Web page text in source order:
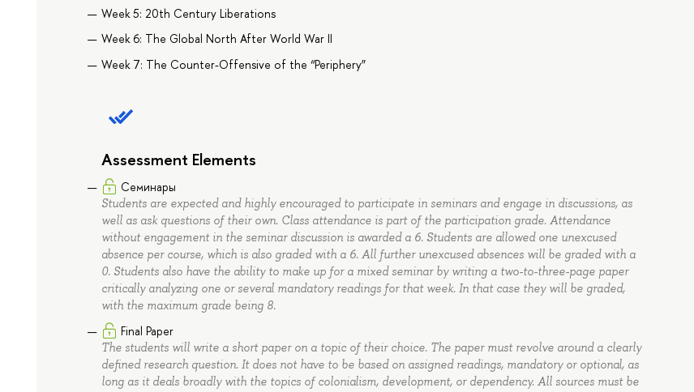
Week 5: 20th Century Liberations
Week 6: The Global North After World War II
Week 7: The Counter-Offensive of the “Periphery”
Assessment Elements
Семинары
Students are expected and highly encouraged to participate in seminars and engage in discussions, as
well as ask questions of their own. Class attendance is part of the participation grade. Attendance
without engagement in the seminar discussion is awarded a 6. Students are allowed one unexcused
absence per course, which is also graded with a 6. All further unexcused absences will be graded with a
0. Students also have the ability to make up for a mixed seminar by writing a two-to-three-page paper
critically analyzing one or several mandatory readings for that week. In that case they will be graded,
with the maximum grade being 8.
Final Paper
The students will write a short paper on a topic of their choice. The paper must revolve around a clearly
defined research question. It does not have to be based on assigned readings, mandatory or optional, as
long as it deals broadly with the topics of colonialism, development, or dependency. All sources must be